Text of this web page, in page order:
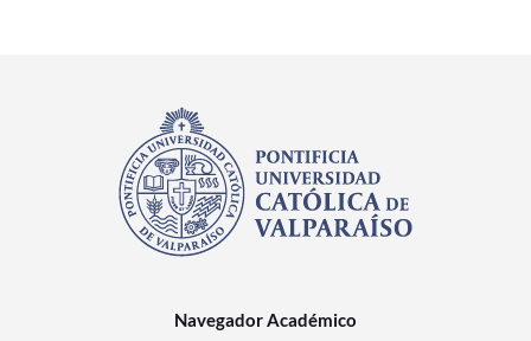
Navegador Académico